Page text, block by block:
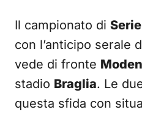
Il campionato di
con l’anticipo serale
vede di fronte
stadio Braglia. Le
questa sfida con